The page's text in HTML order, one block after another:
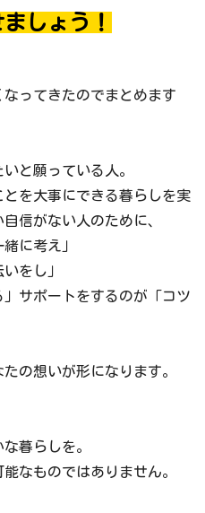
しょう！
ってきたのでまとめます
と願っている人。
を大事にできる暮らしを実
信がない人のために、
に考え」
をし」
」サポートをするのが「コツ
の想いが形になります。
暮らしを。
なものではありません。